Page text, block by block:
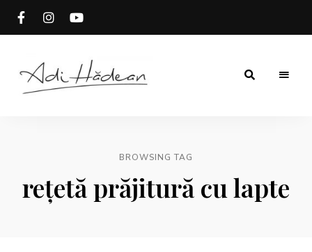
BROWSING TAG
rețetă prăjitură cu lapte